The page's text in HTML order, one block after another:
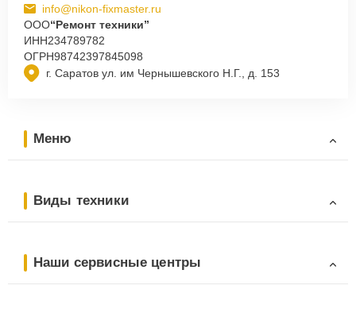
г. Саратов ул. им Чернышевского Н.Г., д. 153
info@nikon-fixmaster.ru
ООО“Ремонт техники”
ИНН234789782
ОГРН98742397845098
Меню
Виды техники
Наши сервисные центры